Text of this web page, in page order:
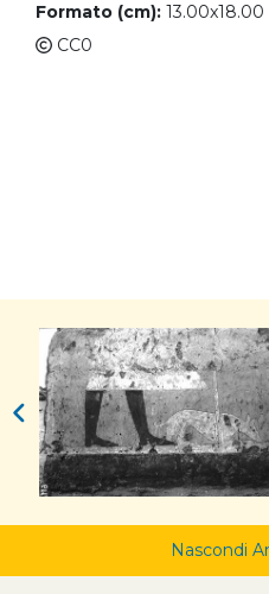
Formato (cm):
CC0
Nascondi